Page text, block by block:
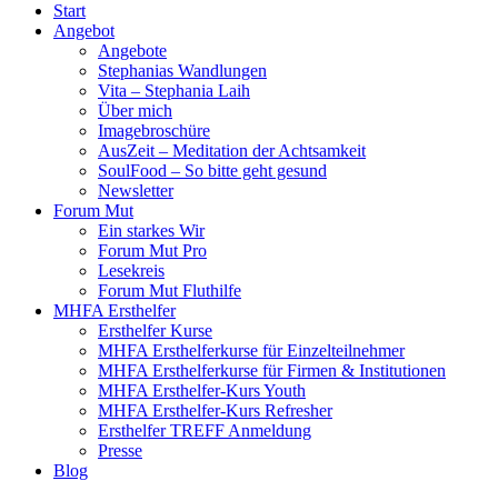
Start
Angebot
Angebote
Stephanias Wandlungen
Vita – Stephania Laih
Über mich
Imagebroschüre
AusZeit – Meditation der Achtsamkeit
SoulFood – So bitte geht gesund
Newsletter
Forum Mut
Ein starkes Wir
Forum Mut Pro
Lesekreis
Forum Mut Fluthilfe
MHFA Ersthelfer
Ersthelfer Kurse
MHFA Ersthelferkurse für Einzelteilnehmer
MHFA Ersthelferkurse für Firmen & Institutionen
MHFA Ersthelfer-Kurs Youth
MHFA Ersthelfer-Kurs Refresher
Ersthelfer TREFF Anmeldung
Presse
Blog